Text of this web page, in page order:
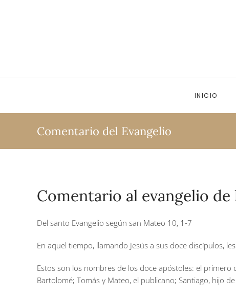
INICIO
Comentario del Evangelio
Comentario al evangelio
Del santo Evangelio según san Mateo 10, 1-7
En aquel tiempo, llamando Jesús a sus doce discípulos,
Estos son los nombres de los doce apóstoles: el primero
Bartolomé; Tomás y Mateo, el publicano; Santiago, hijo